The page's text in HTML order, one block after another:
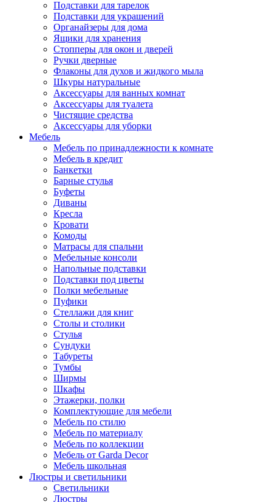
Подставки для тарелок
Подставки для украшений
Органайзеры для дома
Ящики для хранения
Стопперы для окон и дверей
Ручки дверные
Флаконы для духов и жидкого мыла
Шкуры натуральные
Аксессуары для ванных комнат
Аксессуары для туалета
Чистящие средства
Аксессуары для уборки
Мебель
Мебель по принадлежности к комнате
Мебель в кредит
Банкетки
Барные стулья
Буфеты
Диваны
Кресла
Кровати
Комоды
Матрасы для спальни
Мебельные консоли
Напольные подставки
Подставки под цветы
Полки мебельные
Пуфики
Стеллажи для книг
Столы и столики
Стулья
Сундуки
Табуреты
Тумбы
Ширмы
Шкафы
Этажерки, полки
Комплектующие для мебели
Мебель по стилю
Мебель по материалу
Мебель по коллекции
Мебель от Garda Decor
Мебель школьная
Люстры и светильники
Светильники
Люстры